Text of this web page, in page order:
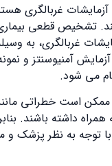
غربالگری هستند
قطعی بیماری‌ ها،
به وسیله
و نمونه‌
خطراتی مانند
باشند. بنابراین،
نظر پزشک و مشاوره